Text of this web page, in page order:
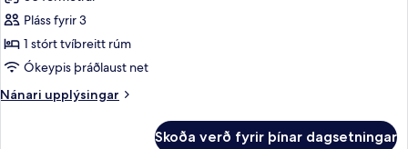
Svíta
-
útsýni
höfn
Pláss fyrir 3
1 stórt tvíbreitt rúm
Ókeypis þráðlaust net
Nánari upplýsingar
Nánari
Skoða verð fyrir þínar dagsetningar